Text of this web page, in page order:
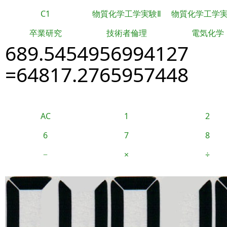
C1 物質化学工学実験Ⅱ
物質化学工学
卒業研究
技術者倫理 電気化学
689.5454956994127
=64817.2765957448
AC 1
2
6
7
8
−
× ÷